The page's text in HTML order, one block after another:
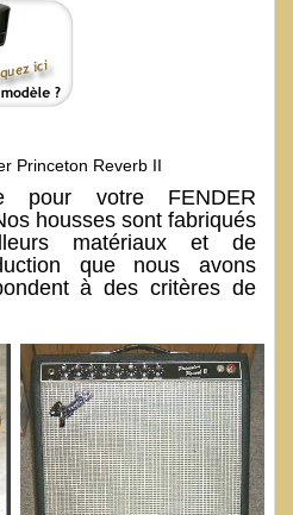
Princeton Reverb II
pour votre FENDER
housses sont fabriqués
matériaux et de
que nous avons
à des critères de